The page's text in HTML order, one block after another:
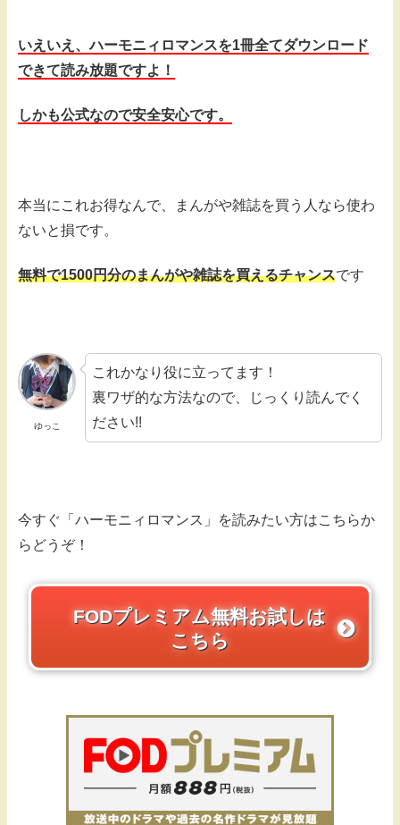
いえいえ、ハーモニィロマンスを1冊全てダウンロード
できて読み放題ですよ！
しかも公式なので安全安心です。
本当にこれお得なんで、まんがや雑誌を買う人なら使わ
ないと損です。
無料で1500円分のまんがや雑誌を買えるチャンスです
ゆっこ
これかなり役に立ってます！
裏ワザ的な方法なので、じっくり読んでく
ださい!!
今すぐ「ハーモニィロマンス」を読みたい方はこちらか
らどうぞ！
FODプレミアム無料お試しは
こちら